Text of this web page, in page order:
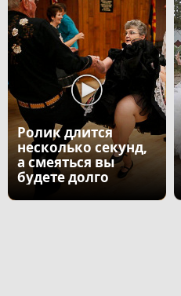
Ролик длится
несколько секунд,
а смеяться вы
будете долго